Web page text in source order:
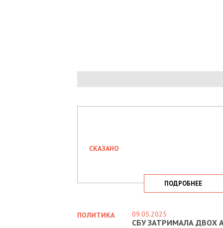
СКАЗАНО
ПОДРОБНЕЕ
ПОЛИТИКА 09.05.2025
СБУ ЗАТРИМАЛА ДВОХ